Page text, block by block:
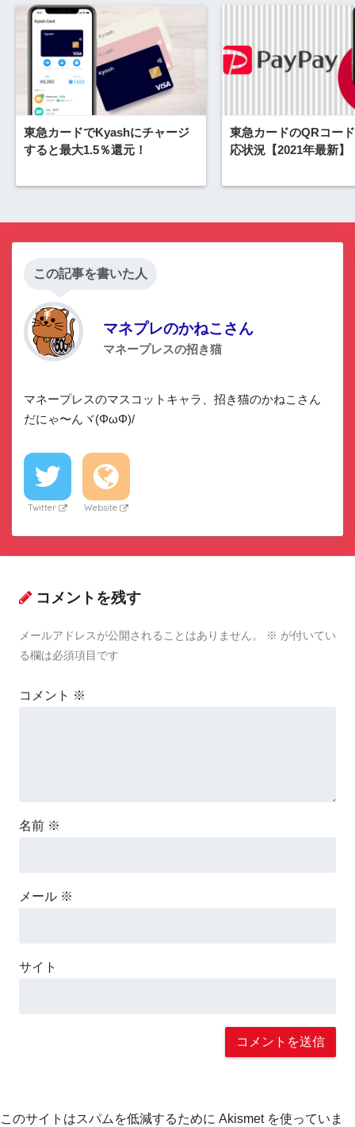
東急カードでKyashにチャージ
すると最大1.5％還元！
東急カードのQRコー
応状況【2021年最新】
この記事を書いた人
マネプレのかねこさん
マネープレスの招き猫
マネープレスのマスコットキャラ、招き猫のかねこさん
だにゃ〜んヾ(ΦωΦ)/
Twitter Website
コメントを残す
メールアドレスが公開されることはありません。 ※ が付いてい
る欄は必須項目です
コメント ※
名前 ※
メール ※
サイト
このサイトはスパムを低減するために Akismet を使っていま